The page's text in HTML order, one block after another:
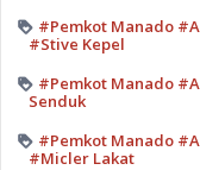
#Pemkot Manado
#Stive Kepel
#Pemkot Manado
Senduk
#Pemkot Manado
#Micler Lakat